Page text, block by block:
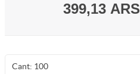
399,13 ARS
Cant: 100